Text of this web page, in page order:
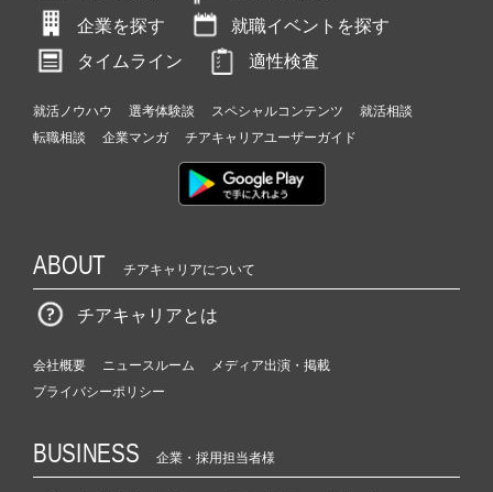
企業を探す
就職イベントを探す
タイムライン
適性検査
就活ノウハウ 選考体験談 スペシャルコンテンツ
就活相談
転職相談
企業マンガ チアキャリアユーザーガイド
ABOUT チアキャリアについて
チアキャリアとは
会社概要 ニュースルーム
メディア出演・掲載
プライバシーポリシー
BUSINESS 企業・採用担当者様